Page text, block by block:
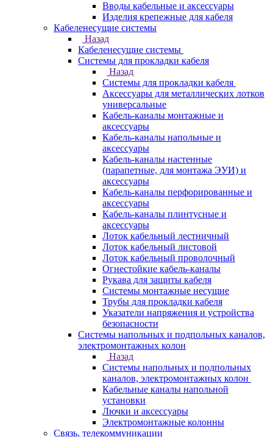
Вводы кабельные и аксессуары
Изделия крепежные для кабеля
Кабеленесущие системы
Назад
Кабеленесущие системы
Системы для прокладки кабеля
Назад
Системы для прокладки кабеля
Аксессуары для металлических лотков
универсальные
Кабель-каналы монтажные и
аксессуары
Кабель-каналы напольные и
аксессуары
Кабель-каналы настенные
(парапетные, для монтажа ЭУИ) и
аксессуары
Кабель-каналы перфорированные и
аксессуары
Кабель-каналы плинтусные и
аксессуары
Лоток кабельный лестничный
Лоток кабельный листовой
Лоток кабельный проволочный
Огнестойкие кабель-каналы
Рукава для защиты кабеля
Системы монтажные несущие
Трубы для прокладки кабеля
Указатели напряжения и устройства
безопасности
Системы напольных и подпольных каналов,
электромонтажных колон
Назад
Системы напольных и подпольных
каналов, электромонтажных колон
Кабельные каналы напольной
установки
Лючки и аксессуары
Электромонтажные колонны
Связь, телекоммуникации